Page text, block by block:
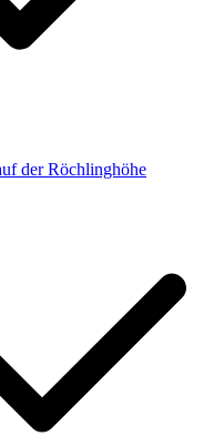
der Röchlinghöhe